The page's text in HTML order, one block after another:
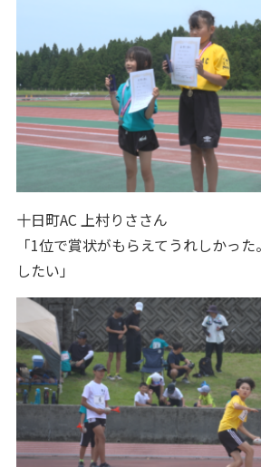
十日町AC 上村りささん
「1位で賞状がもらえてうれしかっ
したい」